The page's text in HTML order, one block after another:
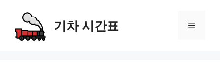
content
기차 시간표 Menu